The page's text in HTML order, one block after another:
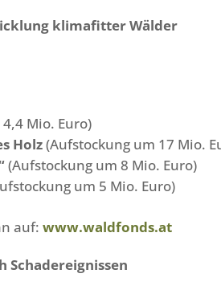
klimafitter Wälder
Mio. Euro)
Holz(Aufstockung um 17 Mio.
(Aufstockung um 8 Mio. Euro)
um 5 Mio. Euro)
auf:www.waldfonds.at
Schadereignissen